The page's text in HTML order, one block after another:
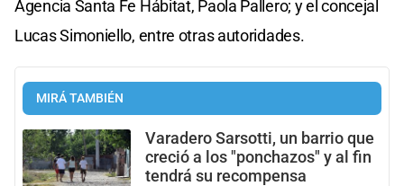
Agencia Santa Fe Hábitat, Paola Pallero; y el concejal
Lucas Simoniello, entre otras autoridades.
MIRÁ TAMBIÉN
Varadero Sarsotti, un barrio que
creció a los "ponchazos" y al fin
tendrá su recompensa